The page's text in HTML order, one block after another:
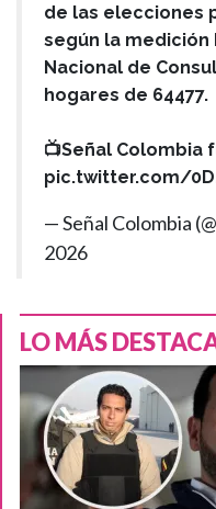
de las elecciones
según la medición
Nacional de
hogares de 64477.
📺Señal Colombia
pic.twitter.com/
— Señal Colombia
2026
LO MÁS